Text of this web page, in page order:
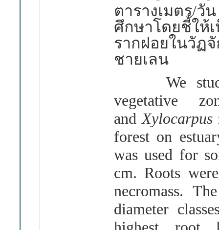
ตารางเมตร/วัน
ศึกษาโดยชี้ให้
รากฝอยในวัฏ
ชายเลน
We
vegetative
and Xylocarpus
forest on
was used for
cm. Roots
necromass.
diameter